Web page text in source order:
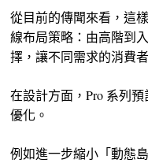
從目前的傳聞來看，這
線布局策略：由高階到
擇，讓不同需求的消費
在設計方面，Pro 系列
優化。
例如進一步縮小「動態